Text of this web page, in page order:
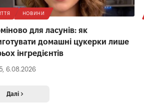
НОВИНИ
для ласунів: як
домашні цукерки лише
інгредієнтів
6.08.2026
Далі